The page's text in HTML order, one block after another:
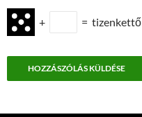
+ = tizenkettő